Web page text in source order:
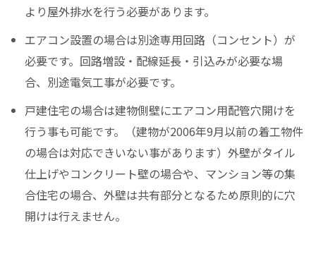
より屋外排水を行う必要があります。
エアコン設置の場合は別途専用回路（コンセント）が
必要です。回路増設・配線延長・引込みが必要な場
合、別途電気工事が必要です。
戸建住宅の場合は建物側壁にエアコン用配管穴開けを
行う事も可能です。（建物が2006年9月以前の着工物件
の場合は対応できいない事があります）外壁がタイル
仕上げやコンクリート壁の場合や、マンション等の集
合住宅の場合、外壁は共有部分となるため原則的に穴
開けは行えません。